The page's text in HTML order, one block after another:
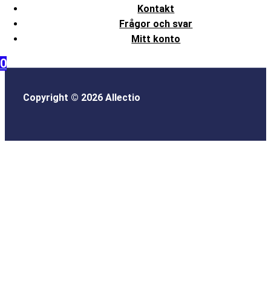
Kontakt
Frågor och svar
Mitt konto
0
Copyright © 2026 Allectio